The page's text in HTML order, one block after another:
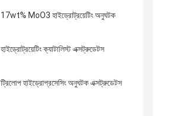
17wt% MoO3 হাইড্রোট্রয়েটিং অনুঘটক
হাইড্রোট্রয়েটিং ক্যাটালিস্ট এক্সট্রুডেটস
ট্রিলোপ হাইড্রোপ্রসেসিং অনুঘটক এক্সট্রুডেটস